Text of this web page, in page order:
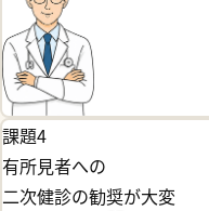
課題4
有所見者への
二次健診の勧奨が大変